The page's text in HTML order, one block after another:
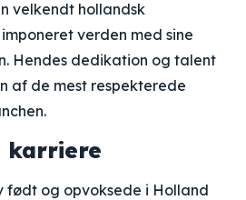
velkendt hollandsk
verden med sine
Hendes dedikation og talent
af de mest respekterede
karriere
født og opvoksede i Holland